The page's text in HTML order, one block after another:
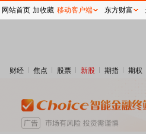
财经 焦点 股票 新股 期指 期权
网站首页 加收藏 移动客户端 东方财富